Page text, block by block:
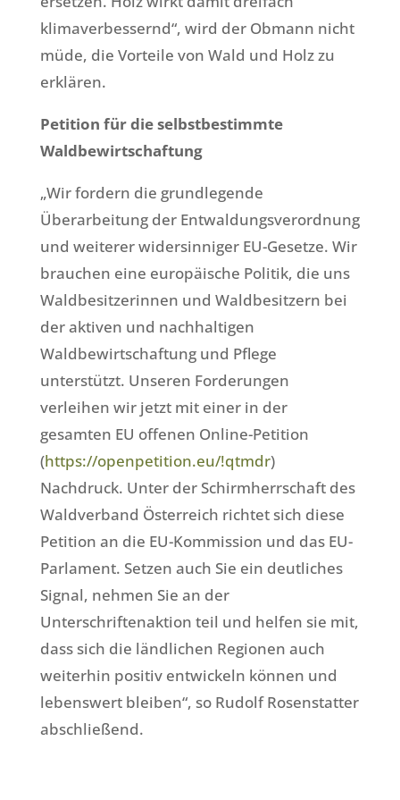
klimaverbessernd“, wird der Obmann nicht
müde, die Vorteile von Wald und Holz zu
erklären.
Petition für die selbstbestimmte
Waldbewirtschaftung
„Wir fordern die grundlegende
Überarbeitung der Entwaldungsverordnung
und weiterer widersinniger EU-Gesetze. Wir
brauchen eine europäische Politik, die uns
Waldbesitzerinnen und Waldbesitzern bei
der aktiven und nachhaltigen
Waldbewirtschaftung und Pflege
unterstützt. Unseren Forderungen
verleihen wir jetzt mit einer in der
gesamten EU offenen Online-Petition
(https://openpetition.eu/!qtmdr)
Nachdruck. Unter der Schirmherrschaft des
Waldverband Österreich richtet sich diese
Petition an die EU-Kommission und das EU-
Parlament. Setzen auch Sie ein deutliches
Signal, nehmen Sie an der
Unterschriftenaktion teil und helfen sie mit,
dass sich die ländlichen Regionen auch
weiterhin positiv entwickeln können und
lebenswert bleiben“, so Rudolf Rosenstatter
abschließend.